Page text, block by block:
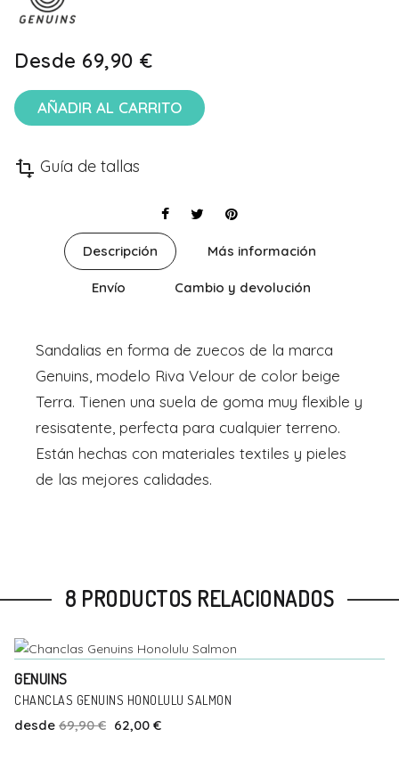
Desde 69,90 €
AÑADIR AL CARRITO
transform Guía de tallas
Descripción Más información
Envío Cambio y devolución
Sandalias en forma de zuecos de la marca
Genuins, modelo Riva Velour de color beige
Terra. Tienen una suela de goma muy flexible y
resisatente, perfecta para cualquier terreno.
Están hechas con materiales textiles y pieles
de las mejores calidades.
8 PRODUCTOS RELACIONADOS
Talla
Añadir Al Carrito
GENUINS
CHANCLAS GENUINS HONOLULU SALMON
desde 69,90 € 62,00 €